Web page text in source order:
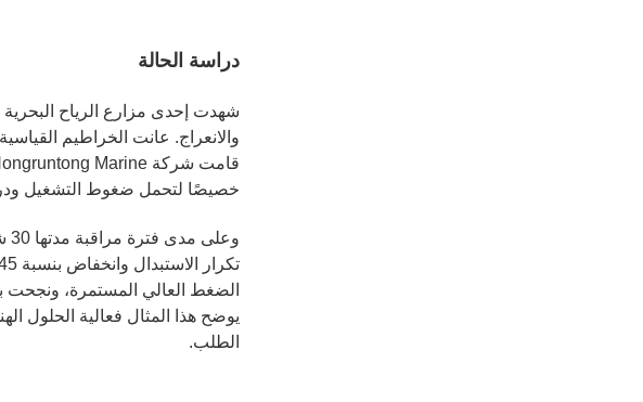
دراسة الحالة
شهدت إحدى مزارع الرياح البحرية
والانعراج. عانت الخراطيم
خصيصًا لتحمل ضغوط التشغيل
الضغط العالي المستمرة، ونجحت
الطلب.